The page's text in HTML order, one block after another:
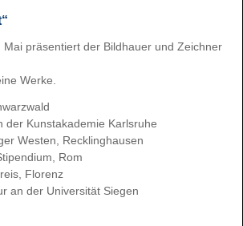
Mai präsentiert der Bildhauer und Zeichner
Werke.
der Kunstakademie Karlsruhe
Westen, Recklinghausen
Rom
Florenz
an der Universität Siegen